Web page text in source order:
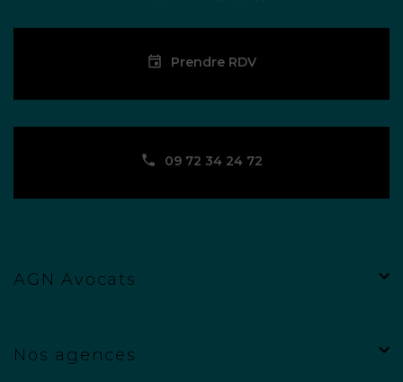
Prendre RDV
09 72 34 24 72
AGN Avocats
Nos agences